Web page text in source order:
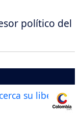
político del